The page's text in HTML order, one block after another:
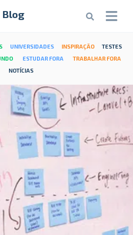
Blog
UNIVERSIDADES INSPIRAÇÃO
TESTES
ESTUDAR FORA
TRABALHAR FORA
NOTÍCIAS